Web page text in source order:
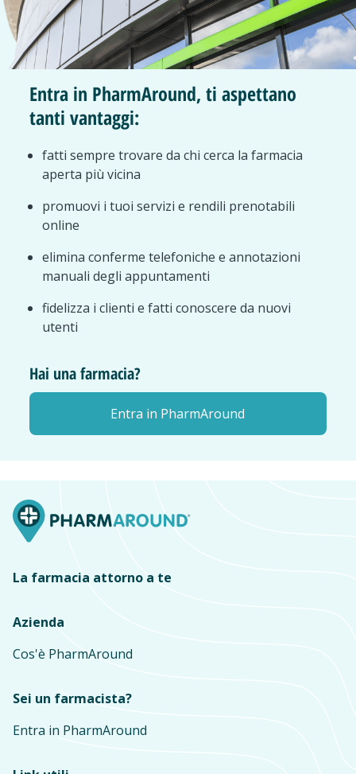
Entra in PharmAround, ti aspettano
tanti vantaggi:
fatti sempre trovare da chi cerca la farmacia
aperta più vicina
promuovi i tuoi servizi e rendili prenotabili
online
elimina conferme telefoniche e annotazioni
manuali degli appuntamenti
fidelizza i clienti e fatti conoscere da nuovi
utenti
Hai una farmacia?
Entra in PharmAround
La farmacia attorno a te
Azienda
Cos'è PharmAround
Sei un farmacista?
Entra in PharmAround